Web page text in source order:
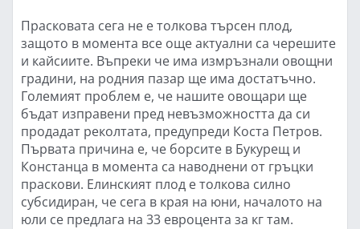
Прасковата сега не е толкова търсен плод,
защото в момента все още актуални са черешите
и кайсиите. Въпреки че има измръзнали овощни
градини, на родния пазар ще има достатъчно.
Големият проблем е, че нашите овощари ще
бъдат изправени пред невъзможността да си
продадат реколтата, предупреди Коста Петров.
Първата причина е, че борсите в Букурещ и
Констанца в момента са наводнени от гръцки
праскови. Елинският плод е толкова силно
субсидиран, че сега в края на юни, началото на
юли се предлага на 33 евроцента за кг там.